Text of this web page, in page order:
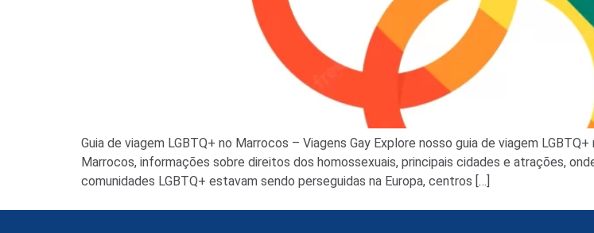
Guia de viagem LGBTQ+ no Marrocos – Viagens Gay Explore nosso guia de viagem
Marrocos, informações sobre direitos dos homossexuais, principais cidades e atrações,
comunidades LGBTQ+ estavam sendo perseguidas na Europa, centros […]